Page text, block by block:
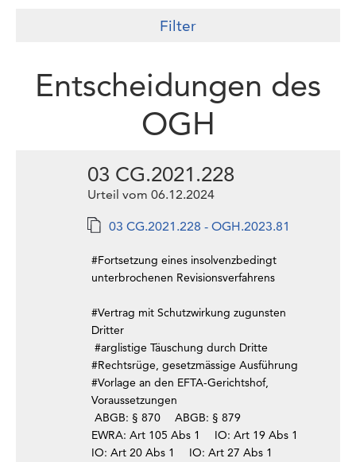
Filter
Entscheidungen des
OGH
03 CG.2021.228
Urteil vom 06.12.2024
03 CG.2021.228 - OGH.2023.81
#Fortsetzung eines insolvenzbedingt
unterbrochenen Revisionsverfahrens
#Vertrag mit Schutzwirkung zugunsten
Dritter
#arglistige Täuschung durch Dritte
#Rechtsrüge, gesetzmässige Ausführung
#Vorlage an den EFTA-Gerichtshof,
Voraussetzungen
ABGB: § 870
ABGB: § 879
EWRA: Art 105 Abs 1
IO: Art 19 Abs 1
IO: Art 20 Abs 1
IO: Art 27 Abs 1